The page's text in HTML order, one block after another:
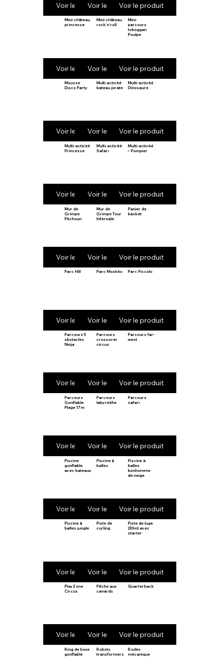
Voir le produitVoir le produitVoir le produit
Mini-château
princesse
Voir le produit
Mini-château
rock’n’roll
Voir le produit
Mini-
parcours
toboggan
Poulpe
Voir le produit
Mousse
Disco Party
Voir le produit
Multi activité
bateau pirate
Voir le produit
Multi-activité
Dinosaure
Voir le produit
Multi-activité
Princesse
Voir le produit
Multi-activité
Safari
Voir le produit
Multi-activité
– Pompier
Voir le produit
Mur de
Grimpe
Pitchoun
Voir le produit
Mur de
Grimpe Tour
Infernale
Voir le produit
Panier de
basket
Voir le produit
Parc Hill
Voir le produit
Parc Moskito
Voir le produit
Parc Piccolo
Voir le produit
Parcours 5
obstacles
Ninja
Voir le produit
Parcours
crossover
circus
Voir le produit
Parcours far-
west
Voir le produit
Parcours
Gonflable
Plage 17m
Voir le produit
Parcours
labyrinthe
Voir le produit
Parcours
safari
Voir le produit
Piscine
gonflable
avec bateaux
Voir le produit
Piscine à
balles
Voir le produit
Piscine à
balles
bonhomme
de neige
Voir le produit
Piscine à
balles jungle
Voir le produit
Piste de
curling
Voir le produit
Piste de luge
(30m) avec
starter
Voir le produit
PlayZone
Circus
Voir le produit
Pêche aux
canards
Voir le produit
Quarterback
Voir le produit
Ring de boxe
gonflable
Robots
transformers
Rodéo
mécanique